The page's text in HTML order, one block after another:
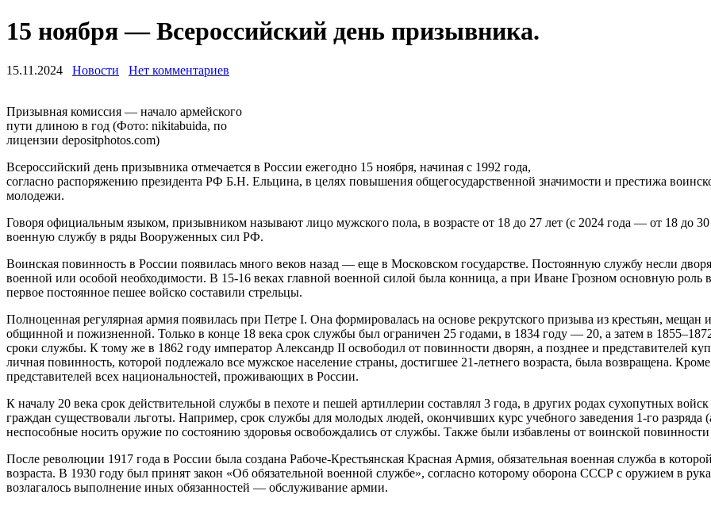
15 ноября — Всероссийский день призывника.
15.11.2024 Новости Нет комментариев
Призывная комиссия — начало армейского
пути длиною в год (Фото: nikitabuida, по
лицензии depositphotos.com)
Всероссийский день призывника отмечается в России ежегодно 15 ноября, начиная с 1992 года,
согласно распоряжению президента РФ Б.Н. Ельцина, в целях повышения общегосударственной значимости и престижа
молодежи.
Говоря официальным языком, призывником называют лицо мужского пола, в возрасте от 18 до 27 лет (с 2024 года — от 18 до
военную службу в ряды Вооруженных сил РФ.
Воинская повинность в России появилась много веков назад — еще в Московском государстве. Постоянную службу несли
военной или особой необходимости. В 15-16 веках главной военной силой была конница, а при Иване Грозном основную роль в
первое постоянное пешее войско составили стрельцы.
Полноценная регулярная армия появилась при Петре I. Она формировалась на основе рекрутского призыва из крестьян,
общинной и пожизненной. Только в конце 18 века срок службы был ограничен 25 годами, в 1834 году — 20, а затем в
сроки службы. К тому же в 1862 году император Александр II освободил от повинности дворян, а позднее и представителей
личная повинность, которой подлежало все мужское население страны, достигшее 21-летнего возраста, была возвращена.
представителей всех национальностей, проживающих в России.
К началу 20 века срок действительной службы в пехоте и пешей артиллерии составлял 3 года, в других родах сухопутных
граждан существовали льготы. Например, срок службы для молодых людей, окончивших курс учебного заведения 1-го
неспособные носить оружие по состоянию здоровья освобождались от службы. Также были избавлены от воинской
После революции 1917 года в России была создана Рабоче-Крестьянская Красная Армия, обязательная военная служба в
возраста. В 1930 году был принят закон «Об обязательной военной службе», согласно которому оборона СССР с оружием в
возлагалось выполнение иных обязанностей — обслуживание армии.